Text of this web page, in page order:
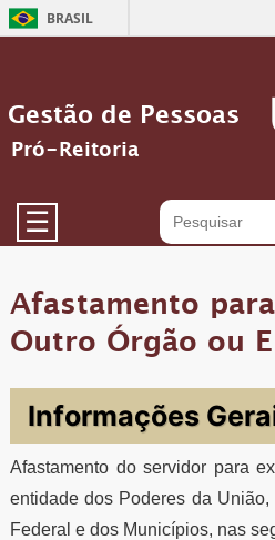
BRASIL
Gestão de Pessoas
Pró-Reitoria
☰
Afastamento
Outro Órgão ou
Informações
Afastamento do servidor para
entidade dos Poderes da
Federal e dos Municípios, nas